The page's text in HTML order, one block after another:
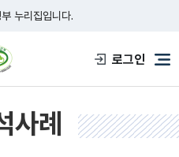
누리집입니다.
접근성인증평가원 웹접근성 사이
로그인
메
사례